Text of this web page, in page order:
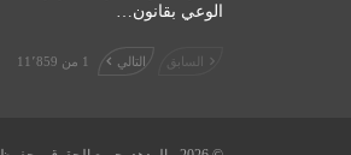
الوعي بقانون…
السابق التالي 1 من 11٬859